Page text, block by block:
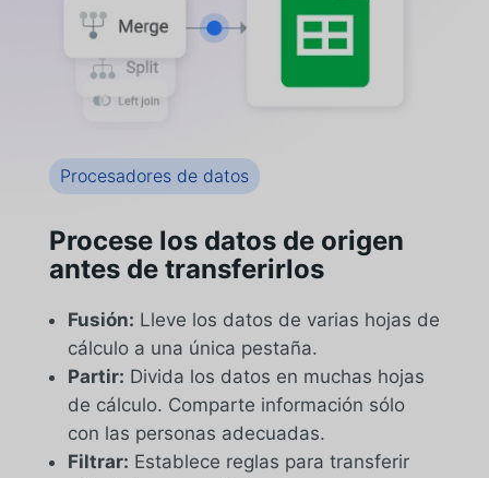
Procesadores de datos
Procese los datos de origen
antes de transferirlos
Fusión: Lleve los datos de varias hojas de
cálculo a una única pestaña.
Partir: Divida los datos en muchas hojas
de cálculo. Comparte información sólo
con las personas adecuadas.
Filtrar: Establece reglas para transferir